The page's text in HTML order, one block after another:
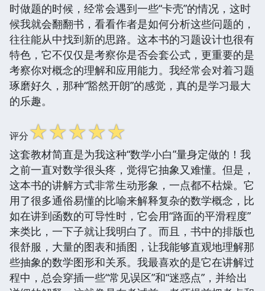
时做题的时候，经常会遇到一些“卡壳”的情况，这时
候我就会翻翻书，看看作者是如何分析这些问题的，
往往能从中找到新的思路。这本书的习题设计也很有
特色，它不仅仅是考察你是否会套公式，更重要的是
考察你对概念的理解和应用能力。我经常会对着习题
琢磨好久，那种“豁然开朗”的感觉，真的是学习最大
的乐趣。
评分☆☆☆☆☆
这套教材简直是为我这种“数学小白”量身定做的！我
之前一直对数学很头疼，觉得它抽象又难懂。但是，
这本书的讲解方式非常生动形象，一点都不枯燥。它
用了很多通俗易懂的比喻来解释复杂的数学概念，比
如在讲到函数的可导性时，它会用“路面的平滑程度”
来类比，一下子就让我明白了。而且，书中的排版也
很舒服，大量的图表和插图，让我能够直观地理解那
些抽象的数学图形和关系。我最喜欢的是它在讲解过
程中，总会穿插一些“常见误区”和“迷惑点”，并给出